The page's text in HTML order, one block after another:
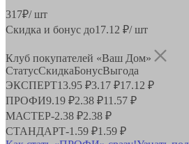
317₽/ шт
Скидка и бонус до17.12 ₽/ шт
Клуб покупателей «Ваш Дом»
СтатусСкидкаБонусВыгода
ЭКСПЕРТ13.95 ₽3.17 ₽17.12 ₽
ПРОФИ9.19 ₽2.38 ₽11.57 ₽
МАСТЕР-2.38 ₽2.38 ₽
СТАНДАРТ-1.59 ₽1.59 ₽